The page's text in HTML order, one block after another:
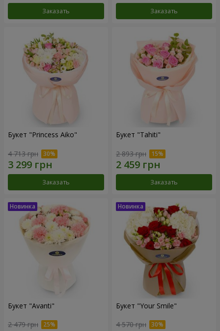
Заказать Заказать
Букет "Princess Aiko"
4 713 грн
Заказать
Букет "Tahiti"
2 893 грн
Заказать
Букет "Avanti"
2 479 грн
Букет "Your Smile"
4 570 грн